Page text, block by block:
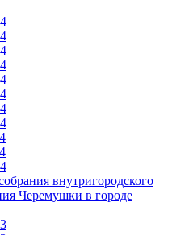
внутригородского
Черемушки в городе